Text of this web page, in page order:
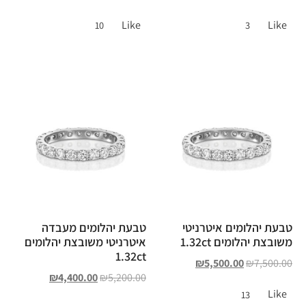
Like
3
Like
10
טבעת יהלומים איטרניטי
משובצת יהלומים 1.32ct
₪7,500.00
₪5,500.00
Like
13
טבעת יהלומים מעבדה
איטרניטי משובצת יהלומים
1.32ct
₪5,200.00
₪4,400.00